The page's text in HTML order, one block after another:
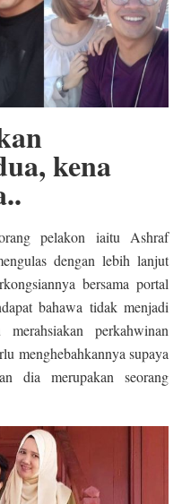
kena
pelakon iaitu Ashraf
dengan lebih lanjut
bersama portal
bahawa tidak menjadi
perkahwinan
menghebahkannya supaya
dia merupakan seorang